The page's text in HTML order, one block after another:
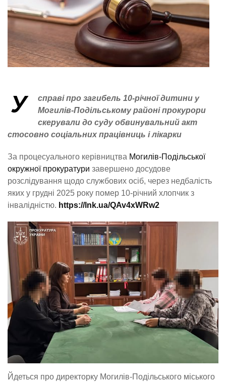
У
справі про загибель 10-річної дитини у
Могилів-Подільському районі прокурори
скерували до суду обвинувальний акт
стосовно соціальних працівниць і лікарки
За процесуального керівництва Могилів-Подільської
окружної прокуратури завершено досудове
розслідування щодо службових осіб, через недбалість
яких у грудні 2025 року помер 10-річний хлопчик з
інвалідністю. https://lnk.ua/QAv4xWRw2
Йдеться про директорку Могилів-Подільського міського